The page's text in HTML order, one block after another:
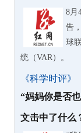
8月
告
球
统（VAR）。
《科学时评》
“妈妈你是否
文击中了什么